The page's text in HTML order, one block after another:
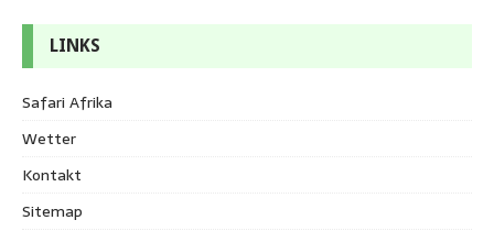
LINKS
Safari Afrika
Wetter
Kontakt
Sitemap